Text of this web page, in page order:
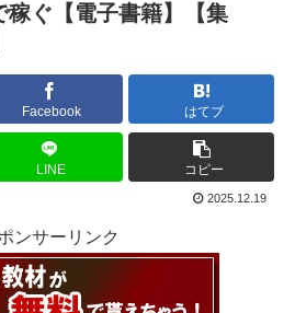
ぐ【電子書籍】【集
Facebook はてブ
LINE コピー
2025.12.19
ンサーリンク